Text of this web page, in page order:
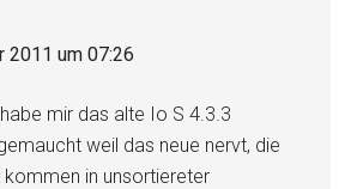
2011 um 07:26
mir das alte Io S 4.3.3
weil das neue nervt, die
kommen in unsortiereter